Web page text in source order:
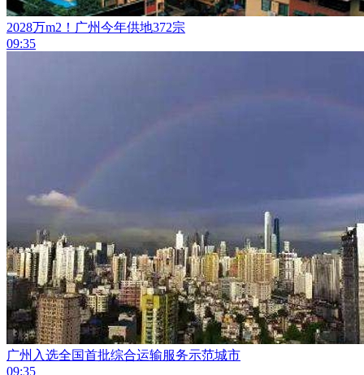
2028万m2！广州今年供地372宗
09:35
广州入选全国首批综合运输服务示范城市
09:35